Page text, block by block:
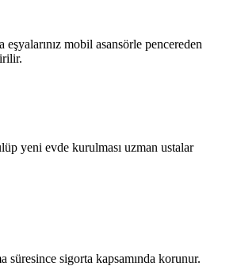
mobil asansörle pencereden
yeni evde kurulması uzman ustalar
süresince sigorta kapsamında korunur.